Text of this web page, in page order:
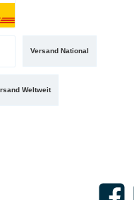
Versand National
Weltweit
1